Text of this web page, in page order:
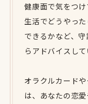
健康面で気をつ
生活でどうやっ
できるかなど、
らアドバイスして
オラクルカード
は、あなたの恋